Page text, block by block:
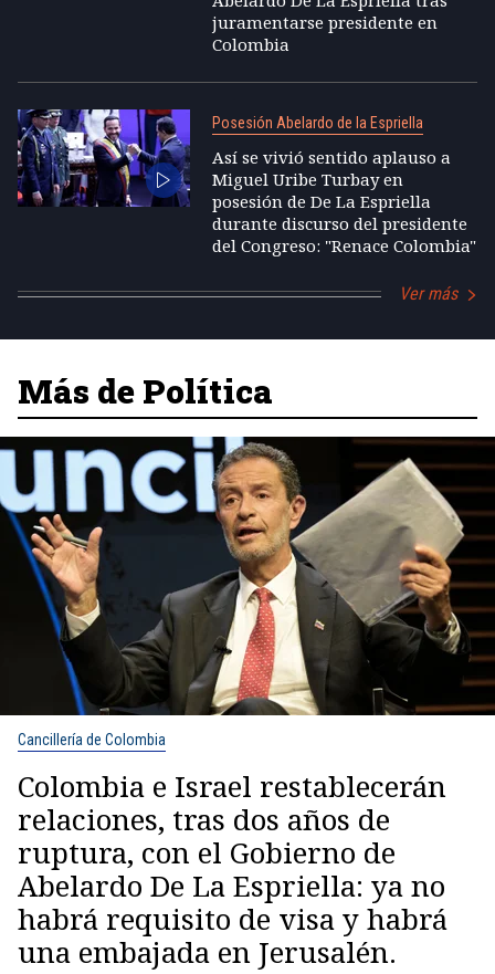
juramentarse presidente en
Colombia
Posesión Abelardo de la Espriella
Así se vivió sentido aplauso a
Miguel Uribe Turbay en
posesión de De La Espriella
durante discurso del presidente
del Congreso: "Renace Colombia"
Ver más
Más de Política
Cancillería de Colombia
Colombia e Israel restablecerán
relaciones, tras dos años de
ruptura, con el Gobierno de
Abelardo De La Espriella: ya no
habrá requisito de visa y habrá
una embajada en Jerusalén.